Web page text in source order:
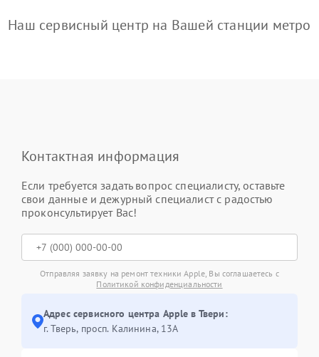
Наш сервисный центр на Вашей станции метро
Контактная информация
Если требуется задать вопрос специалисту, оставьте
свои данные и дежурный специалист с радостью
проконсультирует Вас!
Отправляя заявку на ремонт техники Apple, Вы соглашаетесь с
Политикой конфиденциальности
Адрес сервисного центра Apple в Твери:
г. Тверь, просп. Калинина, 13А